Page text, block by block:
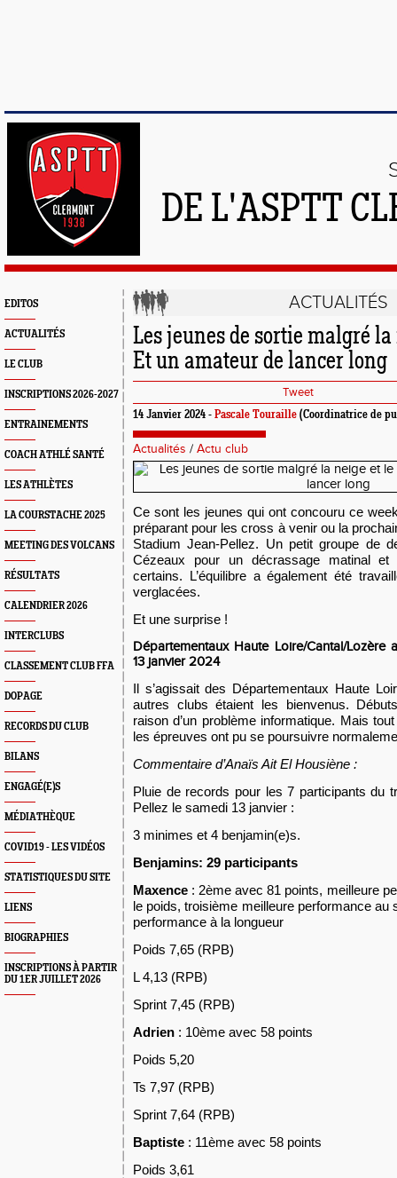
DE L'ASPTT
EDITOS
ACTUALITÉS
LE CLUB
INSCRIPTIONS 2026-2027
ENTRAINEMENTS
COACH ATHLÉ SANTÉ
LES ATHLÈTES
LA COURSTACHE 2025
MEETING DES VOLCANS
RÉSULTATS
CALENDRIER 2026
INTERCLUBS
CLASSEMENT CLUB FFA
DOPAGE
RECORDS DU CLUB
BILANS
ENGAGÉ(E)S
MÉDIATHÈQUE
COVID19 - LES VIDÉOS
STATISTIQUES DU SITE
LIENS
BIOGRAPHIES
INSCRIPTIONS À PARTIR
DU 1ER JUILLET 2026
ACTUALITÉS
Les jeunes de sortie malgré
Et un amateur de lancer long
Tweet
14 Janvier 2024 - Pascale Touraille (Coordinatrice de
Actualités / Actu club
Ce sont les jeunes qui ont concouru ce
préparant pour les cross à venir ou la
Stadium Jean-Pellez. Un petit groupe de
Cézeaux pour un décrassage matinal
certains. L’équilibre a également été
verglacées.
Et une surprise !
Départementaux Haute Loire/Cantal/Lozère
13janvier 2024
Il s’agissait des Départementaux Haute
autres clubs étaient les bienvenus.
raison d’un problème informatique. Mais
les épreuves ont pu se poursuivre
Commentaire d’Anaïs Ait El Housiène :
Pluie de records pour les 7 participants du
Pellez le samedi 13 janvier :
3 minimes et 4 benjamin(e)s.
Benjamins: 29 participants
Maxence : 2ème avec 81 points, meilleure
le poids, troisième meilleure performance au
performance à la longueur
Poids 7,65 (RPB)
L 4,13 (RPB)
Sprint 7,45 (RPB)
Adrien : 10ème avec 58 points
Poids 5,20
Ts 7,97 (RPB)
Sprint 7,64 (RPB)
Baptiste : 11ème avec 58 points
Poids 3,61